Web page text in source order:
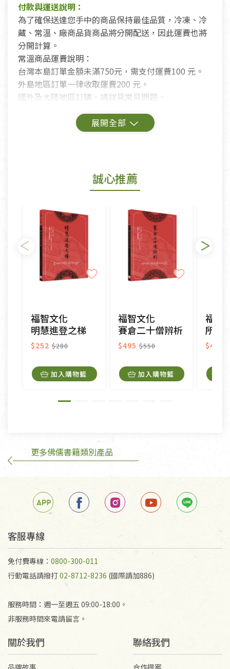
付款與運送說明：
為了確保送達您手中的商品保持最佳品質，冷凍、冷
藏、常溫、廠商品貨商品將分開配送，因此運費也將
分開計算。
常溫商品運費說明：
台灣本島訂單金額未滿750元，需支付運費100 元。
外島地區訂單一律收取運費200 元。
國外及大陸地區訂購，請詳見常見問題。
鑑賞期商品說明：
若您購買的商品有下列「不適用七天鑑賞期商品」情
形者，除商品瑕疵以外，恕不接受退換貨.
日)的服務，原則上若商品未經使用或被汙損(除商品
瑕疵)，一般皆可申請退換貨。
不適用七天鑑賞期商品：
以數位或電磁紀錄形式儲存之商品、易於變質或損壞
接受原片換新。
衣飾鞋類-如T恤，如於送達後水洗或污損者。
美容保養用品、內衣褲、襪子、口罩等私人消耗性產
內衣褲、襪子、口罩個人衛生用品除商品本身有瑕疵
外,依據《通訊交易解除權合理例外情事適用準
訂購手抄稿退貨需知：
若未保持原包裝方式或未使用原箱退回，導致書籍有
任何折損、磨損、污損或凹角，將不接受退貨，也不
不接受退貨之手抄稿，為敬重法寶故，里仁網購無法
代為結緣處理等。 若需將手抄稿寄還給消費者，因而
產生的運費100元/箱將由消費者負擔。
誠心推薦
福智文化
明慧進登之梯
$252 $280
加入購物籃
福智文化
賽倉二十僧辨析
$495 $550
加入購物籃
福智
所表義
$405
更多佛儒書籍類別產品
客服專線
免付費專線： 0800-300-011
行動電話請撥打02-8712-8236 (國際請加886)
服務時間：週一至週五 09:00-18:00。
非服務時間來電請留言。
關於我們 聯絡我們